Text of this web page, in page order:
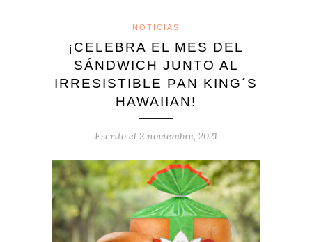
NOTICIAS
¡CELEBRA EL MES DEL
SÁNDWICH JUNTO AL
IRRESISTIBLE PAN KING´S
HAWAIIAN!
Escrito el 2 noviembre, 2021